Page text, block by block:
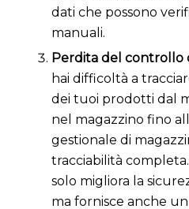
dati che possono
manuali.
Perdita del controllo
hai difficoltà a
dei tuoi prodotti dal
nel magazzino fino
gestionale di
tracciabilità
solo migliora la
ma fornisce anche